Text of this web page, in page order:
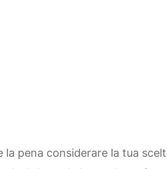
pena considerare la tua